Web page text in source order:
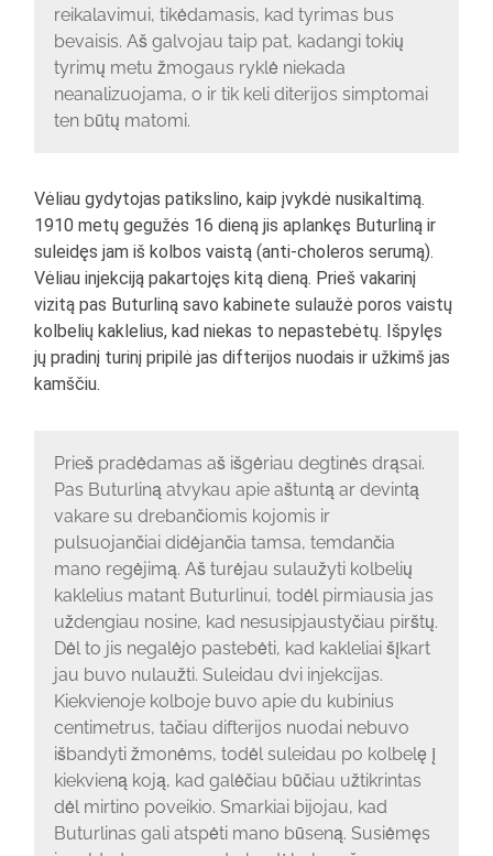
reikalavimui, tikėdamasis, kad tyrimas bus
bevaisis. Aš galvojau taip pat, kadangi tokių
tyrimų metu žmogaus ryklė niekada
neanalizuojama, o ir tik keli diterijos simptomai
ten būtų matomi.
Vėliau gydytojas patikslino, kaip įvykdė nusikaltimą.
1910 metų gegužės 16 dieną jis aplankęs Buturliną ir
suleidęs jam iš kolbos vaistą (anti-choleros serumą).
Vėliau injekciją pakartojęs kitą dieną. Prieš vakarinį
vizitą pas Buturliną savo kabinete sulaužė poros vaistų
kolbelių kaklelius, kad niekas to nepastebėtų. Išpylęs
jų pradinį turinį pripilė jas difterijos nuodais ir užkimš jas
kamščiu.
Prieš pradėdamas aš išgėriau degtinės drąsai.
Pas Buturliną atvykau apie aštuntą ar devintą
vakare su drebančiomis kojomis ir
pulsuojančiai didėjančia tamsa, temdančia
mano regėjimą. Aš turėjau sulaužyti kolbelių
kaklelius matant Buturlinui, todėl pirmiausia jas
uždengiau nosine, kad nesusipjaustyčiau pirštų.
Dėl to jis negalėjo pastebėti, kad kakleliai šįkart
jau buvo nulaužti. Suleidau dvi injekcijas.
Kiekvienoje kolboje buvo apie du kubinius
centimetrus, tačiau difterijos nuodai nebuvo
išbandyti žmonėms, todėl suleidau po kolbelę į
kiekvieną koją, kad galėčiau būčiau užtikrintas
dėl mirtino poveikio. Smarkiai bijojau, kad
Buturlinas gali atspėti mano būseną. Susiėmęs